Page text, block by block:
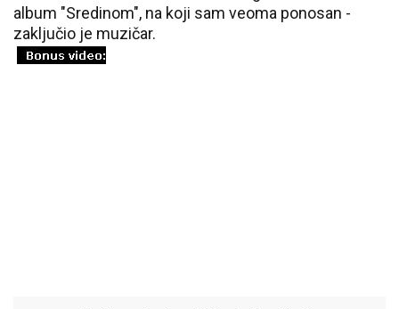
album "Sredinom", na koji sam veoma ponosan -
zaključio je muzičar.